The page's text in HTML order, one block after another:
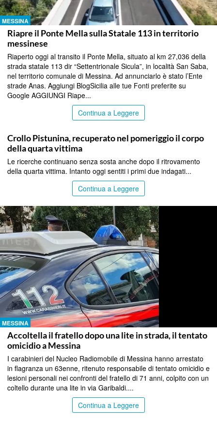
MESSINA
Riapre il Ponte Mella sulla Statale 113 in territorio
messinese
Riaperto oggi al transito il Ponte Mella, situato al km 27,036 della
strada statale 113 dir “Settentrionale Sicula”, in località San Saba,
nel territorio comunale di Messina. Ad annunciarlo è stato l’Ente
strade Anas. Aggiungi BlogSicilia alle tue Fonti preferite su
Google AGGIUNGI Riape...
Continua a Leggere
Crollo Pistunina, recuperato nel pomeriggio il corpo
della quarta vittima
Le ricerche continuano senza sosta anche dopo il ritrovamento
della quarta vittima. Intanto oggi sentiti i primi due indagati...
Continua a Leggere
MESSINA
Accoltella il fratello dopo una lite in strada, il tentato
omicidio a Messina
I carabinieri del Nucleo Radiomobile di Messina hanno arrestato
in flagranza un 63enne, ritenuto responsabile di tentato omicidio e
lesioni personali nei confronti del fratello di 71 anni, colpito con un
coltello durante una lite in via Garibaldi....
Continua a Leggere